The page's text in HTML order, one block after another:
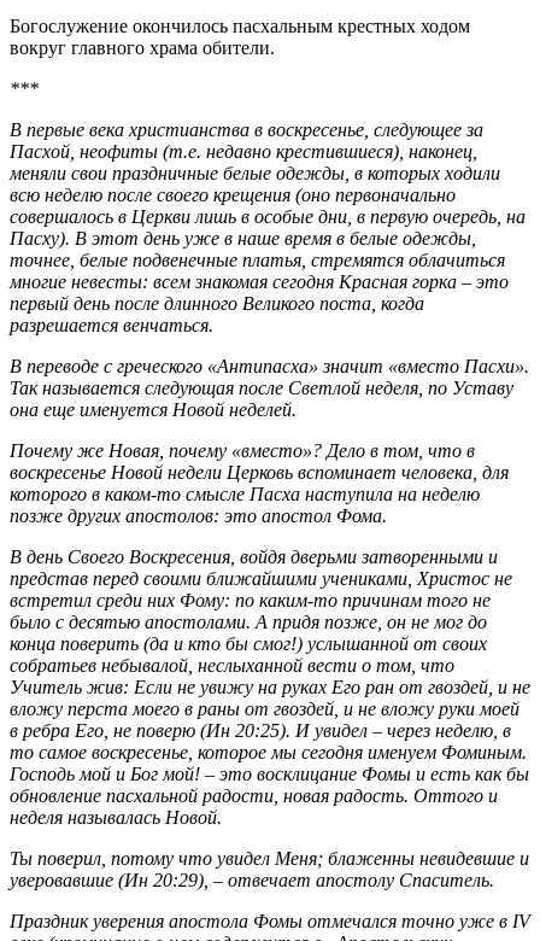
Богослужение окончилось пасхальным крестных ходом
вокруг главного храма обители.
***
В первые века христианства в воскресенье, следующее за
Пасхой, неофиты (т.е. недавно крестившиеся), наконец,
меняли свои праздничные белые одежды, в которых ходили
всю неделю после своего крещения (оно первоначально
совершалось в Церкви лишь в особые дни, в первую очередь, на
Пасху). В этот день уже в наше время в белые одежды,
точнее, белые подвенечные платья, стремятся облачиться
многие невесты: всем знакомая сегодня Красная горка – это
первый день после длинного Великого поста, когда
разрешается венчаться.
В переводе с греческого «Антипасха» значит «вместо Пасхи».
Так называется следующая после Светлой неделя, по Уставу
она еще именуется Новой неделей.
Почему же Новая, почему «вместо»? Дело в том, что в
воскресенье Новой недели Церковь вспоминает человека, для
которого в каком-то смысле Пасха наступила на неделю
позже других апостолов: это апостол Фома.
В день Своего Воскресения, войдя дверьми затворенными и
представ перед своими ближайшими учениками, Христос не
встретил среди них Фому: по каким-то причинам того не
было с десятью апостолами. А придя позже, он не мог до
конца поверить (да и кто бы смог!) услышанной от своих
собратьев небывалой, неслыханной вести о том, что
Учитель жив: Если не увижу на руках Его ран от гвоздей, и не
вложу перста моего в раны от гвоздей, и не вложу руки моей
в ребра Его, не поверю (Ин 20:25). И увидел – через неделю, в
то самое воскресенье, которое мы сегодня именуем Фоминым.
Господь мой и Бог мой! – это восклицание Фомы и есть как бы
обновление пасхальной радости, новая радость. Оттого и
неделя называлась Новой.
Ты поверил, потому что увидел Меня; блаженны невидевшие и
уверовавшие (Ин 20:29), – отвечает апостолу Спаситель.
Праздник уверения апостола Фомы отмечался точно уже в IV